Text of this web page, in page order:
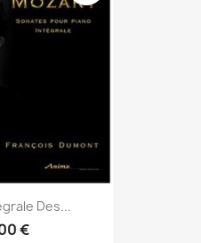
Des...
€